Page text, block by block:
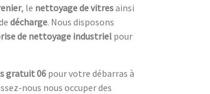
, le nettoyage de vitresainsi
décharge. Nous disposons
de nettoyage industrielpour
gratuit 06 pour votre débarras à
nous nous occuper des